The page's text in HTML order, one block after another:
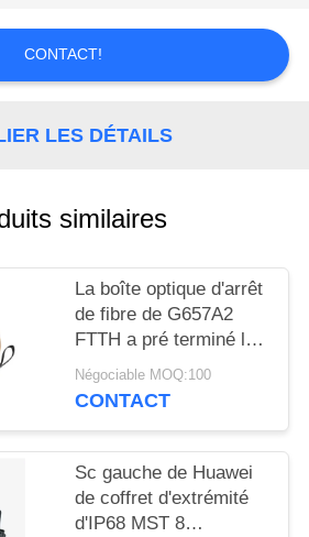
CONTACT!
LES DÉTAILS
similaires
La boîte optique d'arrêt
de fibre de G657A2
FTTH a pré terminé le
volet de prise murale
Négociable MOQ:100
CONTACT
Sc gauche de Huawei
de coffret d'extrémité
d'IP68 MST 8